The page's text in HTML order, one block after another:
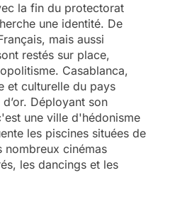
la fin du protectorat
une identité. De
mais aussi
restés sur place,
Casablanca,
et culturelle du pays
Déployant son
une ville d'hédonisme
les piscines situées de
nombreux cinémas
les dancings et les